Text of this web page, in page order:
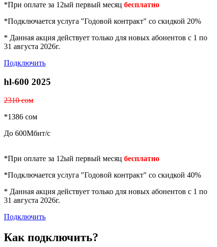
*При оплате за 12ый первый месяц бесплатно
*Подключается услуга "Годовой контракт" со скидкой 20%
* Данная акция действует только для новых абонентов с 1 по
31 августа 2026г.
Подключить
hl-600 2025
2310 сом
*1386 сом
До 600Мбит/с
*При оплате за 12ый первый месяц бесплатно
*Подключается услуга "Годовой контракт" со скидкой 40%
* Данная акция действует только для новых абонентов с 1 по
31 августа 2026г.
Подключить
Как подключить?